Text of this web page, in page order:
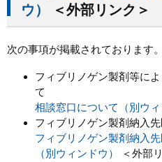
ウ）
＜外部リンク＞
次の事項が掲載されております。
フィブリノゲン製剤等に
て
相談窓口について（別ウィ
フィブリノゲン製剤納入先
フィブリノゲン製剤納入
（別ウィンドウ）
＜外部